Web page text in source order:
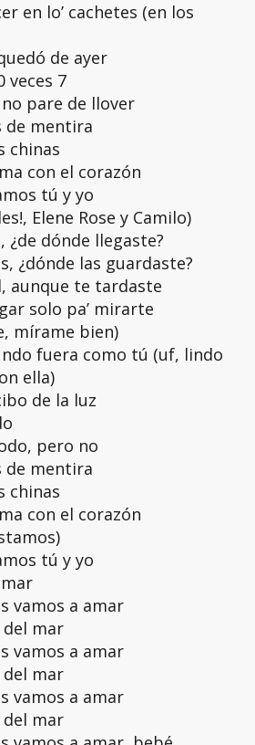
en lo’ cachetes (en los
de ayer
veces 7
pare de llover
de mentira
chinas
con el corazón
tú y yo
Elene Rose y Camilo)
dónde llegaste?
¿dónde las guardaste?
aunque te tardaste
solo pa’ mirarte
mírame bien)
fuera como tú (uf, lindo
ella)
de la luz
pero no
de mentira
chinas
con el corazón
tú y yo
vamos a amar
del mar
vamos a amar
del mar
vamos a amar
del mar